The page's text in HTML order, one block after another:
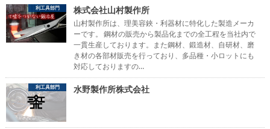
利工具部門 株式会社山村製作所
山村製作所は、理美容鋏・利器材に特化した製造メーカ
ーです。 鋼材の販売から製品化までの全工程を当社内で
一貫生産しております。また鋼材、鍛造材、自研材、磨
き材の各部材販売を行っており、多品種・小ロットにも
対応しておりますの…
利工具部門 水野製作所株式会社